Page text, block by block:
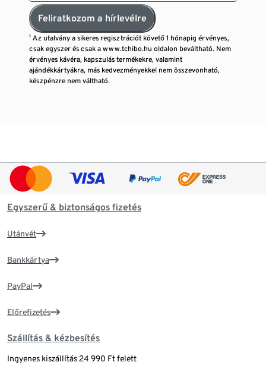
Feliratkozom a hírlevélre
¹ Az utalvány a sikeres regisztrációt követő 1 hónapig érvényes,
csak egyszer és csak a www.tchibo.hu oldalon beváltható. Nem
érvényes kávéra, kapszulás termékekre, valamint
ajándékkártyákra, más kedvezményekkel nem összevonható,
készpénzre nem váltható.
Egyszerű & biztonságos fizetés
Utánvét
Bankkártya
PayPal
Előrefizetés
Szállítás & kézbesítés
Ingyenes kiszállítás 24 990 Ft felett